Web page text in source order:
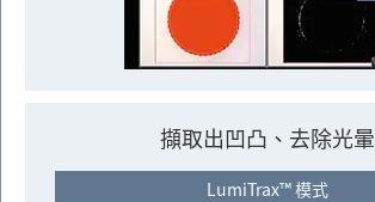
擷取出凹凸、去除光暈
LumiTrax™ 模式